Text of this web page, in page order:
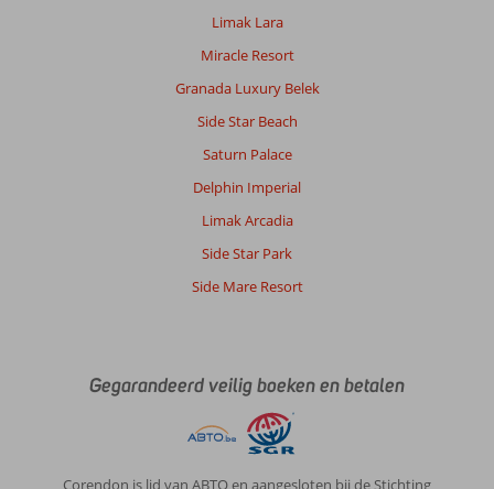
Limak Lara
Miracle Resort
Granada Luxury Belek
Side Star Beach
Saturn Palace
Delphin Imperial
Limak Arcadia
Side Star Park
Side Mare Resort
Gegarandeerd veilig boeken en betalen
Corendon is lid van ABTO en aangesloten bij de Stichting